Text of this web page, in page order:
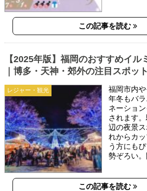
この記事を読む
レジャー・観光
【2025年版】福岡のおすすめイル
｜博多・天神・郊外の注目スポット
福岡市内
年冬もバ
ネーショ
されます
辺の夜景
れからカ
う方にも
勢ぞろい
この記事を読む